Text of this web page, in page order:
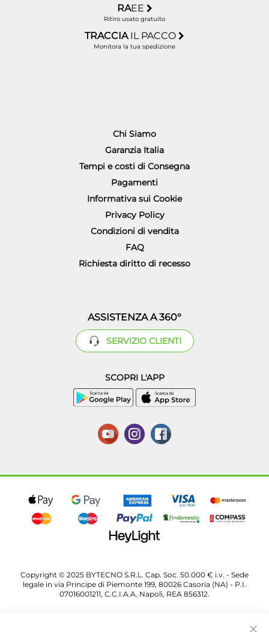
RAEE
Ritiro usato gratuito
TRACCIA IL PACCO
Monitora la tua spedizione
Chi Siamo
Garanzia Italia
Tempi e costi di Consegna
Pagamenti
Informativa sui Cookie
Privacy Policy
Condizioni di vendita
FAQ
Richiesta diritto di recesso
ASSISTENZA A 360°
SERVIZIO CLIENTI
SCOPRI L'APP
Copyright © 2025 BYTECNO S.R.L. Cap. Soc. 50.000 € i.v. - Sede
legale in via Principe di Piemonte 199, 80026 Casoria (NA) - P.I.
07016001211, C.C.I.A.A. Napoli, REA 856312.